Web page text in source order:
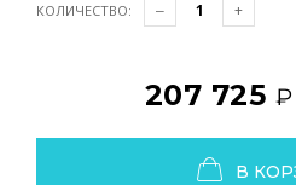
КОЛИЧЕСТВО:
207 725
В